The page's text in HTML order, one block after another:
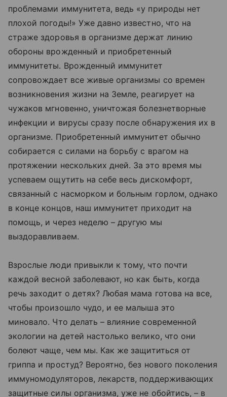
проблемами иммунитета, ведь «у природы нет
плохой погоды!» Уже давно известно, что на
страже здоровья в организме держат линию
обороны врожденный и приобретенный
иммунитеты. Врожденный иммунитет
сопровождает все живые организмы со времен
возникновения жизни на Земле, реагирует на
чужаков мгновенно, уничтожая болезнетворные
инфекции и вирусы сразу после обнаружения их в
организме. Приобретенный иммунитет обычно
собирается с силами на борьбу с врагом на
протяжении нескольких дней. За это время мы
успеваем ощутить на себе весь дискомфорт,
связанный с насморком и больным горлом, однако
в конце концов, наш иммунитет приходит на
помощь, и через неделю – другую мы
выздоравливаем.
Взрослые люди привыкли к тому, что почти
каждой весной заболевают, но как быть, когда
речь заходит о детях? Любая мама готова на все,
чтобы произошло чудо, и ее малыша это
миновало. Что делать – влияние современной
экологии на детей настолько велико, что они
болеют чаще, чем мы. Как же защититься от
гриппа и простуд? Вероятно, без нового поколения
иммуномодуляторов, лекарств, поддерживающих
защитные силы организма, уже не обойтись, – в